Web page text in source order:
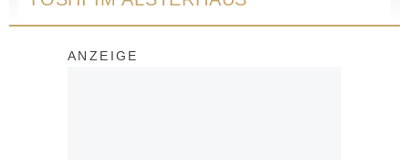
ANZEIGE